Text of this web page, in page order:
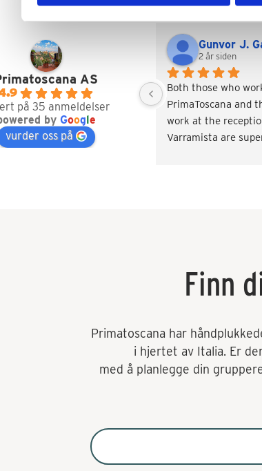
AS
på 35 anmeldelser
by Google
vurder oss på
Gunvor J.
2 år siden
Both those who
PrimaToscana and
work at the
Varramista are
back.Finn
Primatoscana har
i hjertet av Italia. Er
med å planlegge din